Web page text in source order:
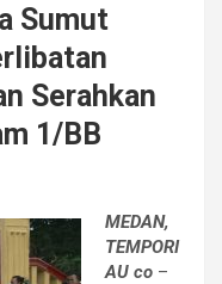
Sumut
Serahkan
1/BB
MEDAN,
TEMPORI
AU co –